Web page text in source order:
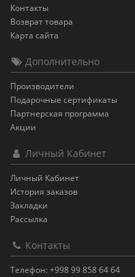
Контакты
Возврат товара
Карта сайта
Дополнительно
Производители
Подарочные сертификаты
Партнерская программа
Акции
Личный Кабинет
Личный Кабинет
История заказов
Закладки
Рассылка
Контакты
Телефон: +998 99 858 64 64